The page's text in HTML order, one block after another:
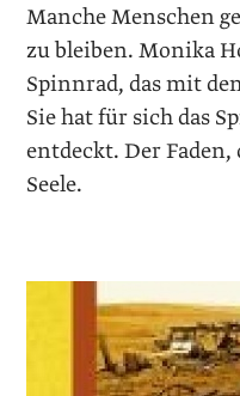
Manche Menschen
zu bleiben. Monika
Spinnrad, das mit
Sie hat für sich das
entdeckt. Der
Seele.